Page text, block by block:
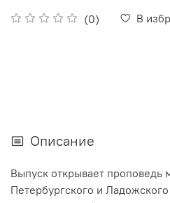
(0) В
Описание
Выпуск открывает проповедь
Петербургского и